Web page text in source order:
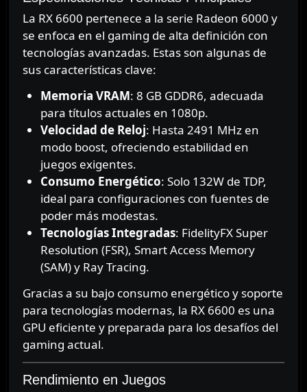
La RX 6600 pertenece a la serie Radeon 6000 y
se enfoca en el gaming de alta definición con
tecnologías avanzadas. Estas son algunas de
sus características clave:
Memoria VRAM: 8 GB GDDR6, adecuada
para títulos actuales en 1080p.
Velocidad de Reloj: Hasta 2491 MHz en
modo boost, ofreciendo estabilidad en
juegos exigentes.
Consumo Energético: Solo 132W de TDP,
ideal para configuraciones con fuentes de
poder más modestas.
Tecnologías Integradas: FidelityFX Super
Resolution (FSR), Smart Access Memory
(SAM) y Ray Tracing.
Gracias a su bajo consumo energético y soporte
para tecnologías modernas, la RX 6600 es una
GPU eficiente y preparada para los desafíos del
gaming actual.
Rendimiento en Juegos